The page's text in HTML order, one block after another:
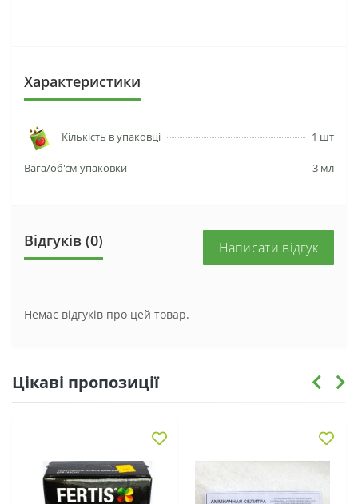
Характеристики
Кількість в упаковці 1 шт
Вага/об'єм упаковки 3 мл
Відгуків (0) Написати відгук
Немає відгуків про цей товар.
Цікаві пропозиції